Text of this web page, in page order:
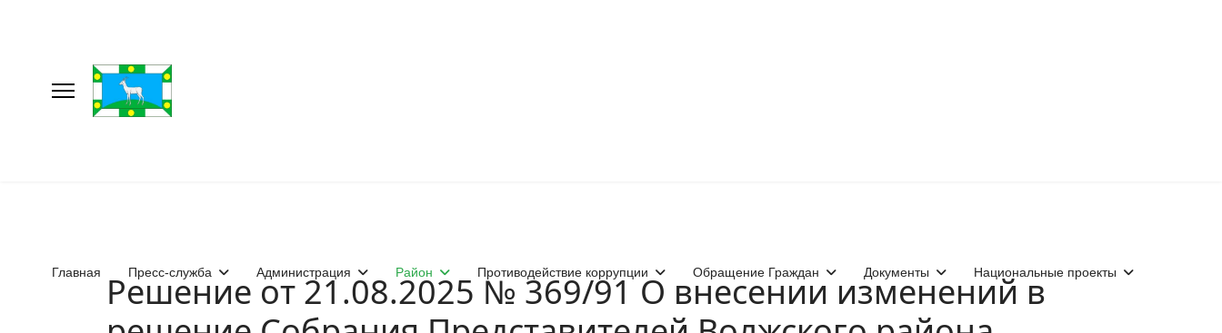
Главная Пресс-служба Администрация Район Противодействие коррупции Обращение Граждан Документы Национальные проекты
Решение от 21.08.2025 № 369/91 О внесении изменений в